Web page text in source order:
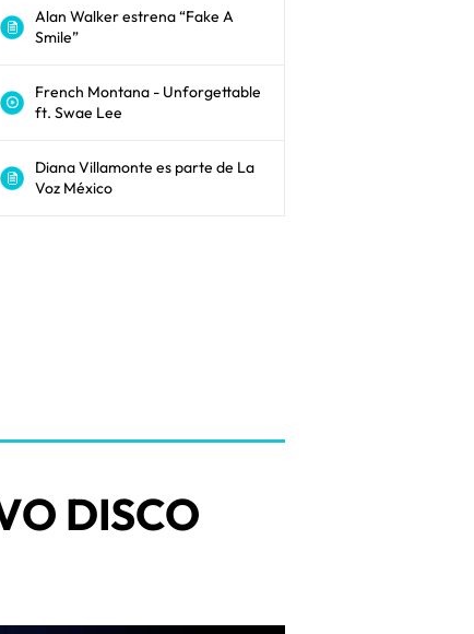
Alan Walker estrena “Fake A
Smile”
French Montana - Unforgettable
ft. Swae Lee
Diana Villamonte es parte de La
Voz México
DISCO